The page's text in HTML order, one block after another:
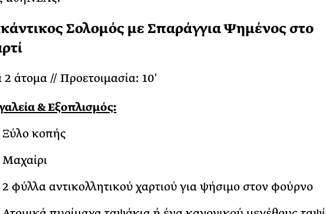
Σολομός με Σπαράγγια Ψημένος στο
2 άτομα // Προετοιμασία: 10′
& Εξοπλισμός:
Ξύλο κοπής
Μαχαίρι
2 φύλλα αντικολλητικού χαρτιού για ψήσιμο στον φούρνο